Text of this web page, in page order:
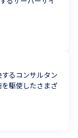
るコンサルタン
駆使したさまざ